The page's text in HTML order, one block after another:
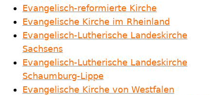
Evangelisch-reformierte Kirche
Evangelische Kirche im Rheinland
Evangelisch-Lutherische Landeskirche
Sachsens
Evangelisch-Lutherische Landeskirche
Schaumburg-Lippe
Evangelische Kirche von Westfalen